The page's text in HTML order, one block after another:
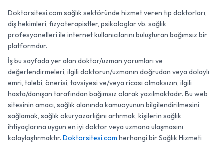
Doktorsitesi.com sağlık sektöründe hizmet veren tıp doktorları,
diş hekimleri, fizyoterapistler, psikologlar vb. sağlık
profesyonelleri ile internet kullanıcılarını buluşturan bağımsız bir
platformdur.
İş bu sayfada yer alan doktor/uzman yorumları ve
değerlendirmeleri, ilgili doktorun/uzmanın doğrudan veya dolaylı
emri, talebi, önerisi, tavsiyesi ve/veya ricası olmaksızın, ilgili
hasta/danışan tarafından bağımsız olarak yazılmaktadır. Bu web
sitesinin amacı, sağlık alanında kamuoyunun bilgilendirilmesini
sağlamak, sağlık okuryazarlığını artırmak, kişilerin sağlık
ihtiyaçlarına uygun en iyi doktor veya uzmana ulaşmasını
kolaylaştırmaktır. Doktorsitesi.com herhangi bir Sağlık Hizmeti